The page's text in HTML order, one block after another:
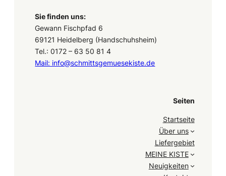
Sie finden uns:
Gewann Fischpfad 6
69121 Heidelberg (Handschuhsheim)
Tel.: 0172 – 63 50 81 4
Mail: info@schmittsgemuesekiste.de
Seiten
Startseite
Über uns
Liefergebiet
MEINE KISTE
Neuigkeiten